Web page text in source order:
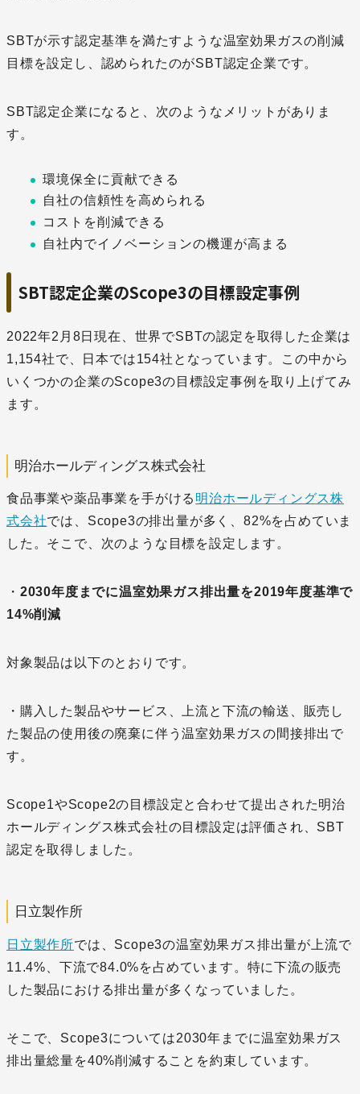
SBTが示す認定基準を満たすような温室効果ガスの削減
目標を設定し、認められたのがSBT認定企業です。
SBT認定企業になると、次のようなメリットがありま
す。
環境保全に貢献できる
自社の信頼性を高められる
コストを削減できる
自社内でイノベーションの機運が高まる
SBT認定企業のScope3の目標設定事例
2022年2月8日現在、世界でSBTの認定を取得した企業は
1,154社で、日本では154社となっています。この中から
いくつかの企業のScope3の目標設定事例を取り上げてみ
ます。
明治ホールディングス株式会社
食品事業や薬品事業を手がける 明治ホールディングス株
式会社では、Scope3の排出量が多く、82%を占めていま
した。そこで、次のような目標を設定します。
・ 2030年度までに温室効果ガス排出量を2019年度基準で
14%削減
対象製品は以下のとおりです。
・購入した製品やサービス、上流と下流の輸送、販売し
た製品の使用後の廃棄に伴う温室効果ガスの間接排出で
す。
Scope1やScope2の目標設定と合わせて提出された明治
ホールディングス株式会社の目標設定は評価され、SBT
認定を取得しました。
日立製作所
日立製作所では、Scope3の温室効果ガス排出量が上流で
11.4%、下流で84.0%を占めています。特に下流の販売
した製品における排出量が多くなっていました。
そこで、Scope3については2030年までに温室効果ガス
排出量総量を40%削減することを約束しています。